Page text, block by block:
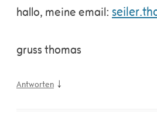
hallo, meine email:
gruss thomas
Antworten ↓